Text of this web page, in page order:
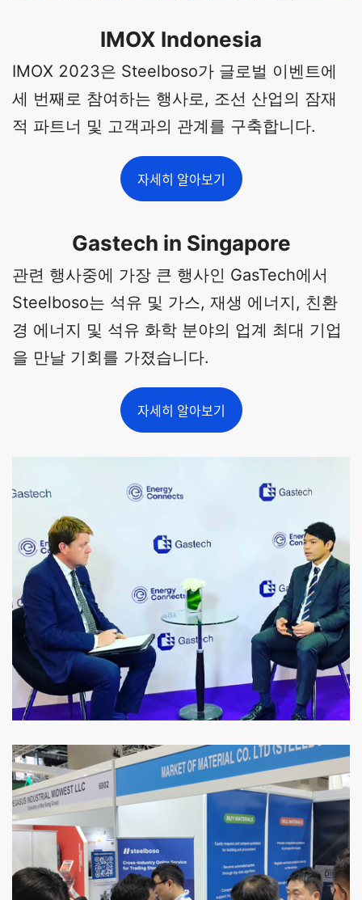
IMOX Indonesia
IMOX 2023은 Steelboso가 글로벌 이벤트에
세 번째로 참여하는 행사로, 조선 산업의 잠재
적 파트너 및 고객과의 관계를 구축합니다.
자세히 알아보기
Gastech in Singapore
관련 행사중에 가장 큰 행사인 GasTech에서
Steelboso는 석유 및 가스, 재생 에너지, 친환
경 에너지 및 석유 화학 분야의 업계 최대 기업
을 만날 기회를 가졌습니다.
자세히 알아보기